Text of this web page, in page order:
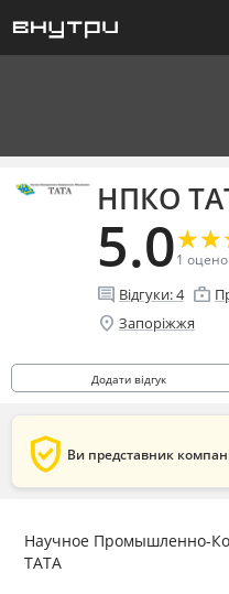
НПКО
5.0★
★★
★
1
comment Відгуки:4 enterprise
location_on Запоріжжя
Додати відгук
verified_user Ви представник
Научное Промышленно-
ТАТА